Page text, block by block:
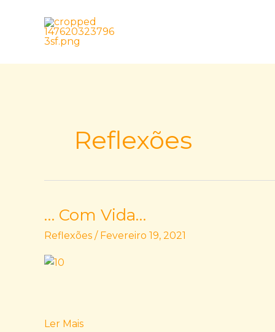
Reflexões
… Com Vida…
Reflexões / Fevereiro 19, 2021
Ler Mais